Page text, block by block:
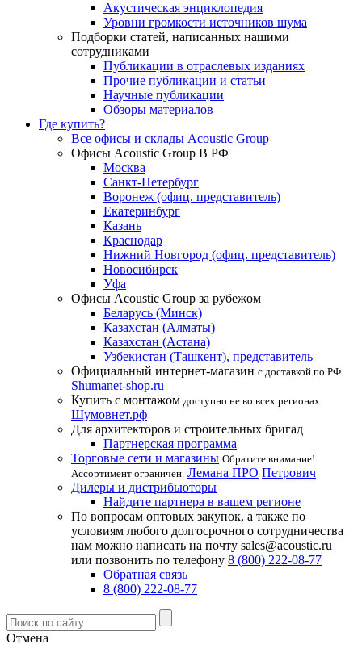
Акустическая энциклопедия
Уровни громкости источников шума
Подборки статей, написанных нашими
сотрудниками
Публикации в отраслевых изданиях
Прочие публикации и статьи
Научные публикации
Обзоры материалов
Где купить?
Все офисы и склады Acoustic Group
Офисы Acoustic Group В РФ
Москва
Санкт-Петербург
Воронеж (офиц. представитель)
Екатеринбург
Казань
Краснодар
Нижний Новгород (офиц. представитель)
Новосибирск
Уфа
Офисы Acoustic Group за рубежом
Беларусь (Минск)
Казахстан (Алматы)
Казахстан (Астана)
Узбекистан (Ташкент), представитель
Официальный интернет-магазин с доставкой по РФ
Shumanet-shop.ru
Купить с монтажом доступно не во всех регионах
Шумовнет.рф
Для архитекторов и строительных бригад
Партнерская программа
Торговые сети и магазины Обратите внимание!
Ассортимент ограничен. Лемана ПРО Петрович
Дилеры и дистрибьюторы
Найдите партнера в вашем регионе
По вопросам оптовых закупок, а также по
условиям любого долгосрочного сотрудничества
нам можно написать на почту sales@acoustic.ru
или позвонить по телефону 8 (800) 222-08-77
Обратная связь
8 (800) 222-08-77
Отмена